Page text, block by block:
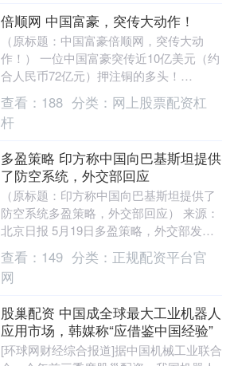
倍顺网 中国富豪，突传大动作！
（原标题：中国富豪倍顺网，突传大动
作！） 一位中国富豪突传近10亿美元（约
合人民币72亿元）押注铜的多头！
“5·19”是一个诞生传奇的日子。彭博社周一
（5月1....
查看： 188 分类： 网上股票配资杠
杆
多盈策略 印方称中国向巴基斯坦提供
了防空系统，外交部回应
（原标题：印方称中国向巴基斯坦提供了
防空系统多盈策略，外交部回应） 来源：
北京日报 5月19日多盈策略，外交部发言
人毛宁主持例行记者会。 有记者提问，印
度军方表....
查看： 149 分类： 正规配资平台官
网
股巢配资 中国成全球最大工业机器人
应用市场，韩媒称“应借鉴中国经验”
[环球网财经综合报道]据中国机械工业联合